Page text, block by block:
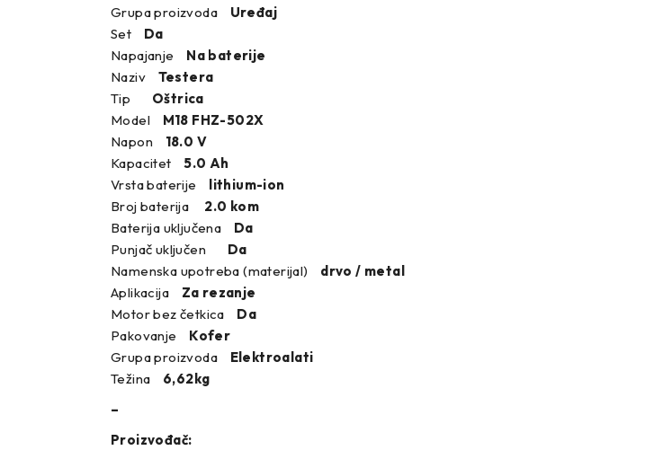
Grupa proizvoda
Uređaj
Set Da
Napajanje Na baterije
Naziv Testera
Tip Oštrica
Model M18 FHZ-502X
Napon 18.0 V
Kapacitet5.0 Ah
Vrsta baterije lithium-ion
Broj baterija
2.0 kom
Baterija uključena Da
Punjač uključen Da
Namenska upotreba (materijal)
drvo / metal
Aplikacija
Za rezanje
Motor bez četkica Da
Pakovanje Kofer
Grupa proizvoda Elektroalati
Težina
6,62kg
–
Proizvođač: